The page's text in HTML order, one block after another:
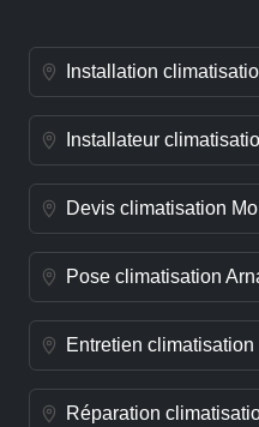
Installation
Installateur
Devis climatisation
Pose climatisation
Entretien
Réparation